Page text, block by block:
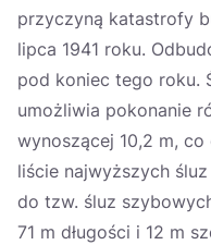
przyczyną katastrofy
lipca 1941 roku.
pod koniec tego roku.
umożliwia pokonanie
wynoszącej 10,2 m,
liście najwyższych
do tzw. śluz
71 m długości i 12 m